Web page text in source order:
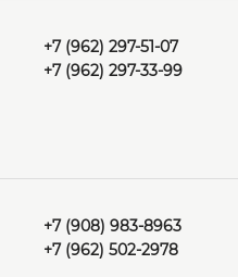
+7 (962) 297-51-07
+7 (962) 297-33-99
+7 (908) 983-8963
+7 (962) 502-2978